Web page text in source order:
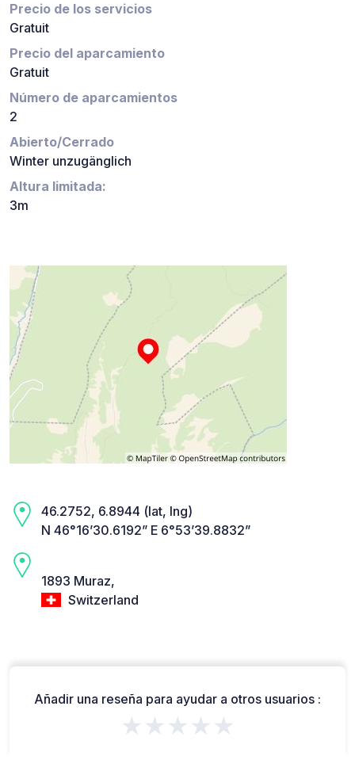
Precio de los servicios
Gratuit
Precio del aparcamiento
Gratuit
Número de aparcamientos
2
Abierto/Cerrado
Winter unzugänglich
Altura limitada:
3m
46.2752, 6.8944 (lat, lng)
N 46°16’30.6192” E 6°53’39.8832”
1893 Muraz,
Switzerland
Añadir una reseña para ayudar a otros usuarios :
★★★★★